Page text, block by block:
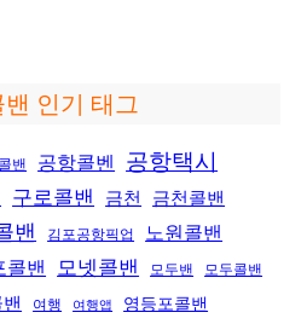
밴 인기 태그
밴 공항콜벤 공항택시
구로콜밴 금천 금천콜밴
밴 김포공항픽업 노원콜밴
콜밴 모넷콜밴 모두밴 모두콜밴
여행 여행앱 영등포콜밴